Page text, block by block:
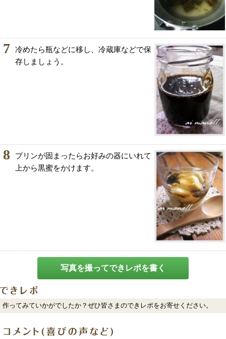
7
冷めたら瓶などに移し、冷蔵庫などで保
存しましょう。
8
プリンが固まったらお好みの器にいれて
上から黒蜜をかけます。
写真を撮ってできレポを書く
作ってみていかがでしたか？ぜひ皆さまのできレポをお寄せください。